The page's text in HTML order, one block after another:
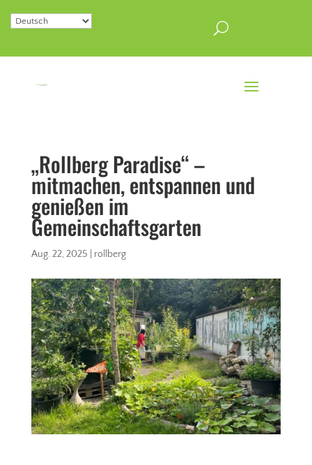
„Rollberg Paradise“ –
mitmachen, entspannen und
genießen im
Gemeinschaftsgarten
Aug. 22, 2025 rollberg